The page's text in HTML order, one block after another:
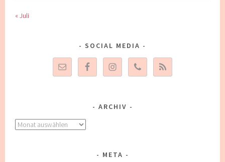
« Juli
SOCIAL MEDIA
ARCHIV
Archiv
META